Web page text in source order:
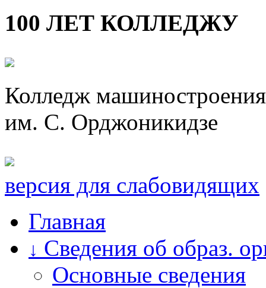
100 ЛЕТ КОЛЛЕДЖУ
Колледж
им. С. Орджоникидзе
версия для слабовидящих
Главная
↓ Сведения об образ.
Основные сведения